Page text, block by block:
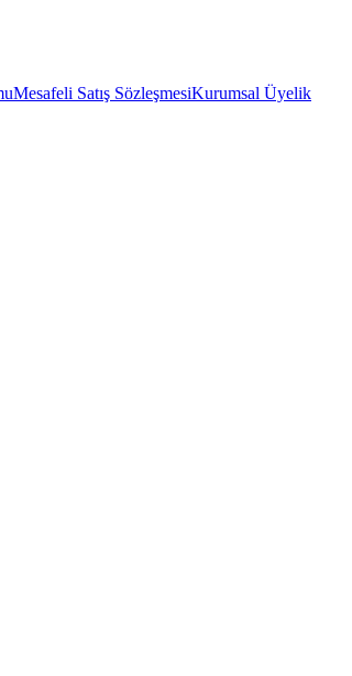
Mesafeli Satış SözleşmesiKurumsal Üyelik